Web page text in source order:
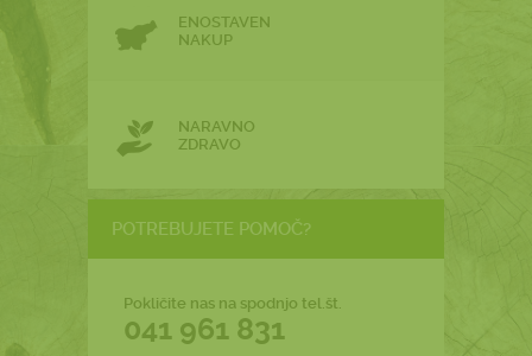
ENOSTAVEN
NAKUP
NARAVNO
ZDRAVO
POTREBUJETE POMOČ?
Pokličite nas na spodnjo tel.št.
041 961 831